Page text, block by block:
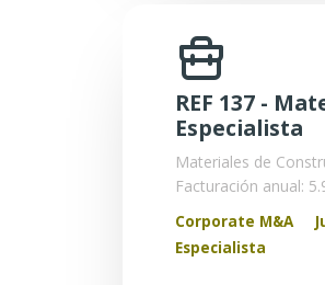
REF 137 -
Especialista
Materiales de
Facturación anual:
Corporate M&A
Especialista